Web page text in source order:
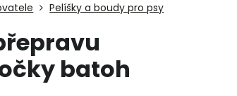
Pelíšky a boudy pro psy
batoh